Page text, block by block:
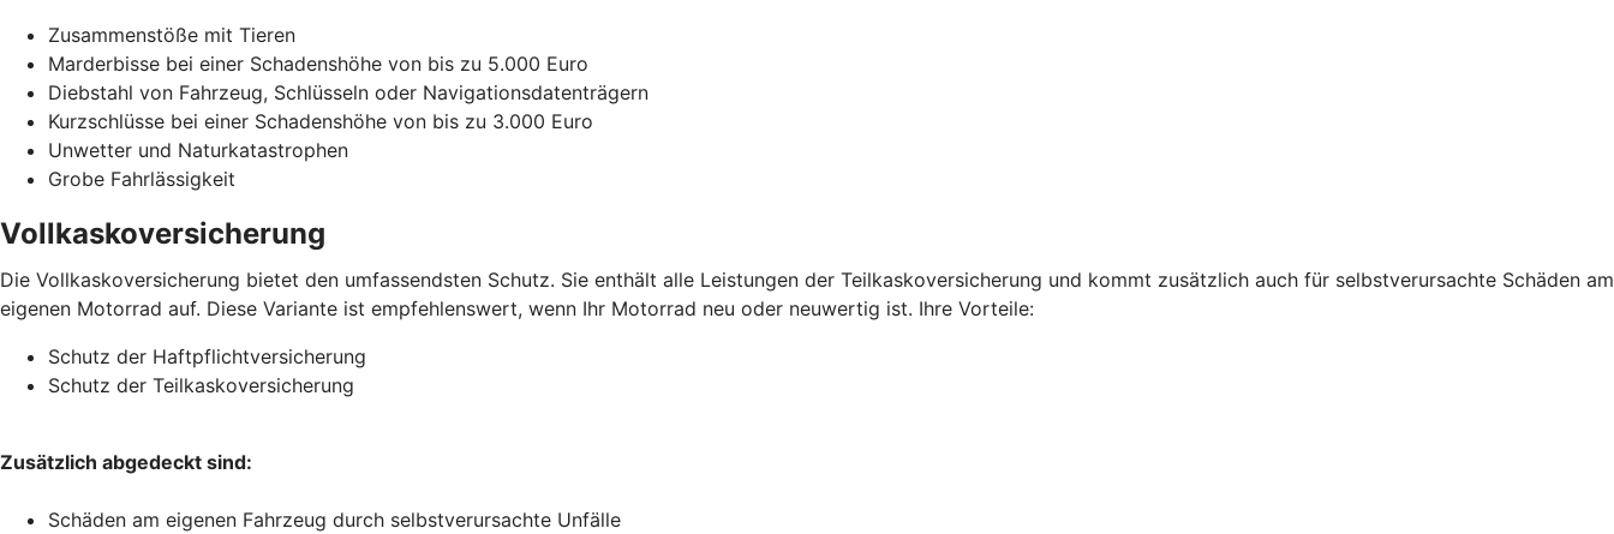
Zusammenstöße mit Tieren
Marderbisse bei einer Schadenshöhe von bis zu 5.000 Euro
Diebstahl von Fahrzeug, Schlüsseln oder Navigationsdatenträgern
Kurzschlüsse bei einer Schadenshöhe von bis zu 3.000 Euro
Unwetter und Naturkatastrophen
Grobe Fahrlässigkeit
Vollkaskoversicherung
Die Vollkaskoversicherung bietet den umfassendsten Schutz. Sie enthält alle Leistungen der Teilkaskoversicherung und kommt zusätzlich auch für selbstverursachte Schäden am
eigenen Motorrad auf. Diese Variante ist empfehlenswert, wenn Ihr Motorrad neu oder neuwertig ist. Ihre Vorteile:
Schutz der Haftpflichtversicherung
Schutz der Teilkaskoversicherung
Zusätzlich abgedeckt sind:
Schäden am eigenen Fahrzeug durch selbstverursachte Unfälle